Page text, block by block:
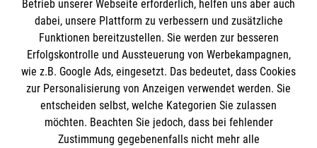
Informationen
Impressum
Datenschutz
Kontakt
Barrierefreiheit
Die Malteser
Malteser in Deutschland
Betrieb unserer Webseite erforderlich, helfen uns aber auch
dabei, unsere Plattform zu verbessern und zusätzliche
Funktionen bereitzustellen. Sie werden zur besseren
Erfolgskontrolle und Aussteuerung von Werbekampagnen,
wie z.B. Google Ads, eingesetzt. Das bedeutet, dass Cookies
zur Personalisierung von Anzeigen verwendet werden. Sie
entscheiden selbst, welche Kategorien Sie zulassen
möchten. Beachten Sie jedoch, dass bei fehlender
Zustimmung gegebenenfalls nicht mehr alle